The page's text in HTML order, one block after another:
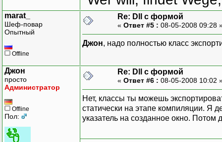
marat_
Шеф-повар
Опытный
Offline
Re: Dll с формой
« Ответ #5 : 08-05-2008 09:28
Джон, надо полностью класс
Джон
просто
Администратор
Offline
Пол:
Re: Dll с формой
« Ответ #6 : 08-05-2008 10:02
Нет, классы ты можешь
статически на этапе компиляции. Я
указатель на созданное окно. Потом